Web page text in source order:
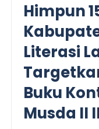
Buku Konten Lokal di
Himpun
Literasi
Buku
Musda II